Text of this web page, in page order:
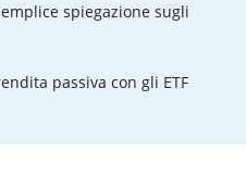
spiegazione sugli
passiva con gli ETF